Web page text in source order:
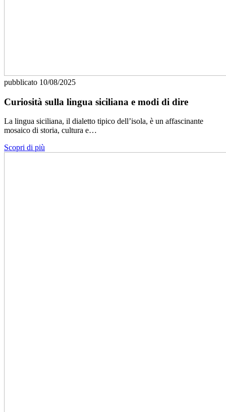
pubblicato 10/08/2025
Curiosità sulla lingua siciliana e modi di dire
La lingua siciliana, il dialetto tipico dell’isola, è un affascinante
mosaico di storia, cultura e…
Scopri di più